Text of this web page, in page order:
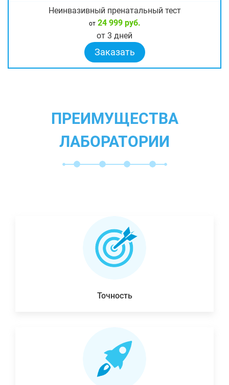
Неинвазивный пренатальный тест
от24 999 руб.
от 3 дней
Заказать
ПРЕИМУЩЕСТВА
ЛАБОРАТОРИИ
Точность